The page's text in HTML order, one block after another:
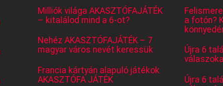
Milliók világa AKASZTÓFAJÁTÉK
– kitalálod mind a 6-ot?
Nehéz AKASZTÓFAJÁTÉK – 7
magyar város nevét keressük
Francia kártyán alapuló játékok
AKASZTÓFA JÁTÉK
a fotón?
Újra 6
Újra 6